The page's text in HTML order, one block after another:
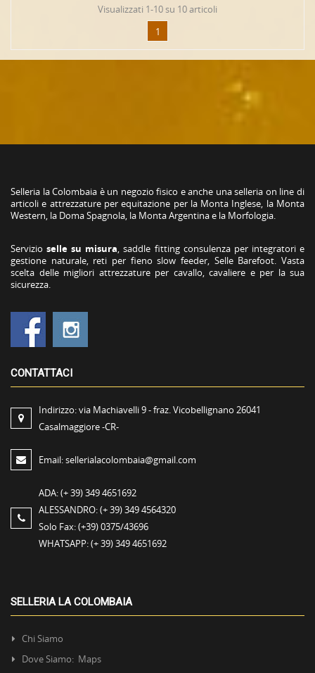
Visualizzati 1-10 su 10 articoli
1
Selleria la Colombaia è un negozio fisico e anche una selleria on line di
articoli e attrezzature per equitazione per la Monta Inglese, la Monta
Western, la Doma Spagnola, la Monta Argentina e la Morfologia.
Servizioselle su misura, saddle fitting consulenza per integratori e
gestione naturale, reti per fieno slow feeder, Selle Barefoot. Vasta
scelta delle migliori attrezzature per cavallo, cavaliere e per la sua
sicurezza.
CONTATTACI
Indirizzo:via Machiavelli 9 - fraz. Vicobellignano 26041
Casalmaggiore -CR-
Email:sellerialacolombaia@gmail.com
ADA:(+ 39) 349 4651692
ALESSANDRO:(+ 39) 349 4564320
Solo Fax:(+39) 0375/43696
WHATSAPP:(+ 39) 349 4651692
SELLERIA LA COLOMBAIA
Chi Siamo
Dove Siamo: Maps